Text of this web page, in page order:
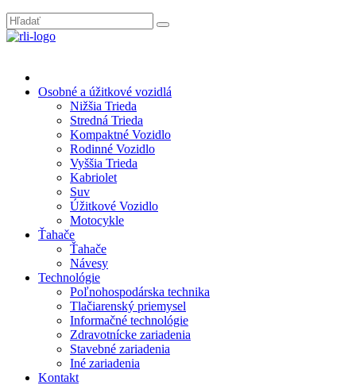
Osobné a úžitkové vozidlá
Nižšia Trieda
Stredná Trieda
Kompaktné Vozidlo
Rodinné Vozidlo
Vyššia Trieda
Kabriolet
Suv
Úžitkové Vozidlo
Motocykle
Ťahače
Ťahače
Návesy
Technológie
Poľnohospodárska technika
Tlačiarenský priemysel
Informačné technológie
Zdravotnícke zariadenia
Stavebné zariadenia
Iné zariadenia
Kontakt